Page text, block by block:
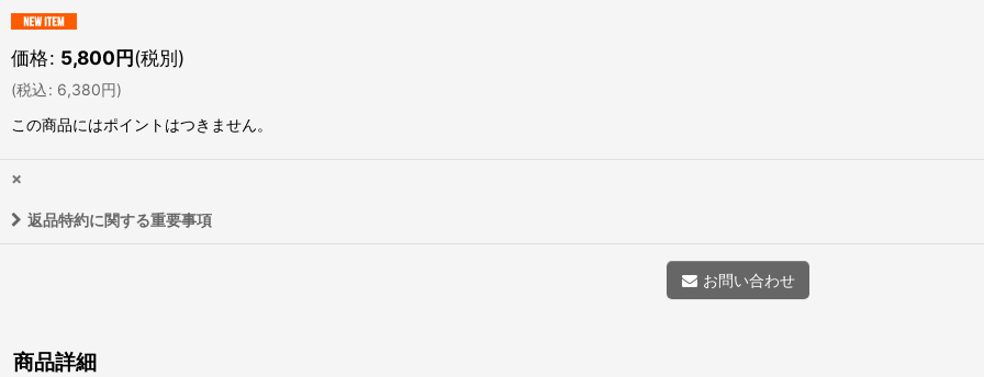
価格: 5,800円(税別)
(税込: 6,380円)
この商品にはポイントはつきません。
×
返品特約に関する重要事項
お問い合わせ
商品詳細